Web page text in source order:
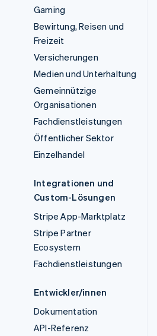
Gaming
Bewirtung, Reisen und
Freizeit
Versicherungen
Medien und Unterhaltung
Gemeinnützige
Organisationen
Fachdienstleistungen
Öffentlicher Sektor
Einzelhandel
Integrationen und
Custom-Lösungen
Stripe App-Marktplatz
Stripe Partner
Ecosystem
Fachdienstleistungen
Entwickler/innen
Dokumentation
API-Referenz